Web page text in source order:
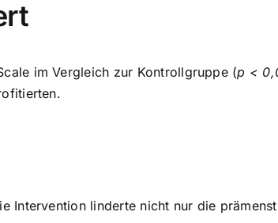
im Vergleich zur Kontrollgruppe (p <
Intervention linderte nicht nur die